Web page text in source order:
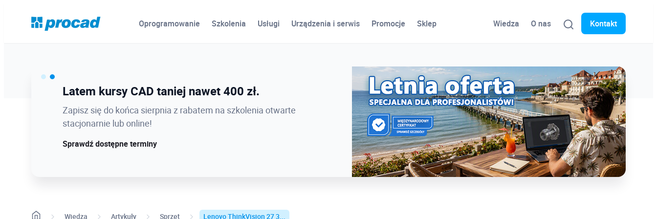
Oprogramowanie Szkolenia Usługi Urządzenia i serwis Promocje Sklep Wiedza O nas Kontakt
Ostatnie dni promocji Blind Bird
12.08 o 12:08 zamykamy Blind Bird na PROCAD EXPO 2026 -
dołącz w najlepszej cenie!
Sprawdź szczegóły!
Latem kursy CAD taniej nawet 400 zł.
Zapisz się do końca sierpnia z rabatem na szkolenia otwarte
stacjonarnie lub online!
Sprawdź dostępne terminy
Wiedza Artykuły Sprzęt Lenovo ThinkVision 27 3...